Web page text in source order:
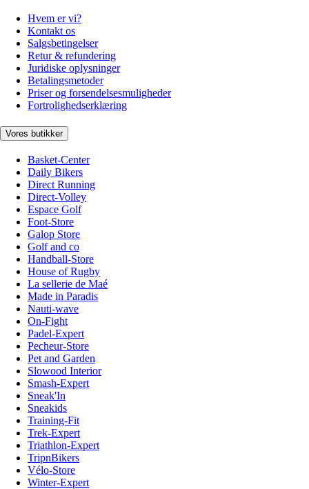
Hvem er vi?
Kontakt os
Salgsbetingelser
Retur & refundering
Juridiske oplysninger
Betalingsmetoder
Priser og forsendelsesmuligheder
Fortrolighedserklæring
Vores butikker
Basket-Center
Daily Bikers
Direct Running
Direct-Volley
Espace Golf
Foot-Store
Galop Store
Golf and co
Handball-Store
House of Rugby
La sellerie de Maé
Made in Paradis
Nauti-wave
On-Fight
Padel-Expert
Pecheur-Store
Pet and Garden
Slowood Interior
Smash-Expert
Sneak'In
Sneakids
Training-Fit
Trek-Expert
Triathlon-Expert
TripnBikers
Vélo-Store
Winter-Expert